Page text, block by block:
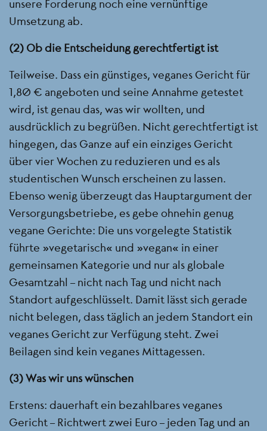
unsere Forderung noch eine vernünftige
Umsetzung ab.
(2) Ob die Entscheidung gerechtfertigt ist
Teilweise. Dass ein günstiges, veganes Gericht für
1,80 € angeboten und seine Annahme getestet
wird, ist genau das, was wir wollten, und
ausdrücklich zu begrüßen. Nicht gerechtfertigt ist
hingegen, das Ganze auf ein einziges Gericht
über vier Wochen zu reduzieren und es als
studentischen Wunsch erscheinen zu lassen.
Ebenso wenig überzeugt das Hauptargument der
Versorgungsbetriebe, es gebe ohnehin genug
vegane Gerichte: Die uns vorgelegte Statistik
führte „vegetarisch“ und „vegan“ in einer
gemeinsamen Kategorie und nur als globale
Gesamtzahl – nicht nach Tag und nicht nach
Standort aufgeschlüsselt. Damit lässt sich gerade
nicht belegen, dass täglich an jedem Standort ein
veganes Gericht zur Verfügung steht. Zwei
Beilagen sind kein veganes Mittagessen.
(3) Was wir uns wünschen
Erstens: dauerhaft ein bezahlbares veganes
Gericht – Richtwert zwei Euro – jeden Tag und an